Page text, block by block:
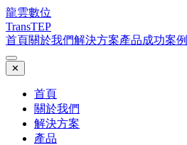
龍雲數位
TransTEP
首頁關於我們解決方案產品成功案例
✕
首頁
關於我們
解決方案
產品